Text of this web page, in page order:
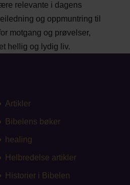
relevante i dagens
og oppmuntring til
motgang og prøvelser,
hellig og lydig liv.
Artikler
Bibelens bøker
healing
Helbredelse artikler
Historier i Bibelen